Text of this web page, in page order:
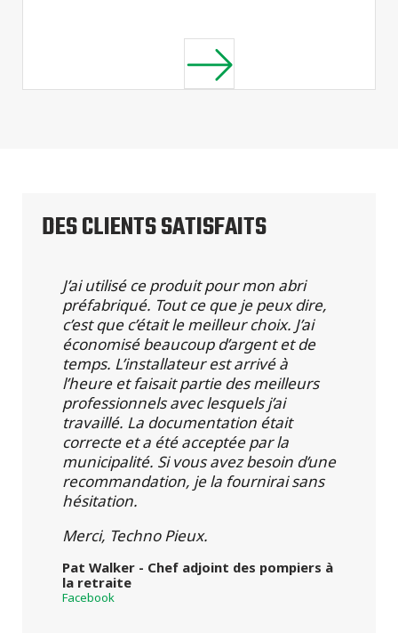
DES CLIENTS SATISFAITS
J’ai utilisé ce produit pour mon abri
préfabriqué. Tout ce que je peux dire,
c’est que c’était le meilleur choix. J’ai
économisé beaucoup d’argent et de
temps. L’installateur est arrivé à
l’heure et faisait partie des meilleurs
professionnels avec lesquels j’ai
travaillé. La documentation était
correcte et a été acceptée par la
municipalité. Si vous avez besoin d’une
recommandation, je la fournirai sans
hésitation.
Merci, Techno Pieux.
Pat Walker - Chef adjoint des pompiers à
la retraite
Facebook